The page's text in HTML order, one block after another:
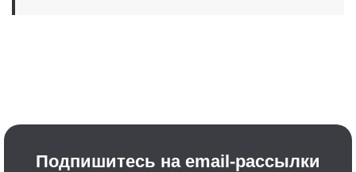
Подпишитесь на email-рассылки